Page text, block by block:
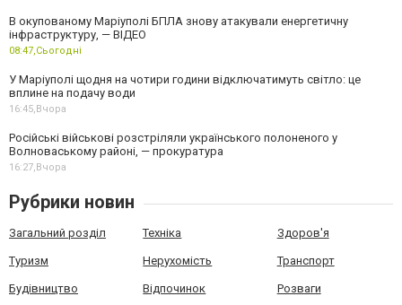
В окупованому Маріуполі БПЛА знову атакували енергетичну
інфраструктуру, — ВІДЕО
08:47,Сьогодні
У Маріуполі щодня на чотири години відключатимуть світло: це
вплине на подачу води
16:45, Вчора
Російські військові розстріляли українського полоненого у
Волноваському районі, — прокуратура
16:27, Вчора
Рубрики новин
Загальний розділ Техніка Здоров'я
Туризм Нерухомість Транспорт
Будівництво Відпочинок Розваги